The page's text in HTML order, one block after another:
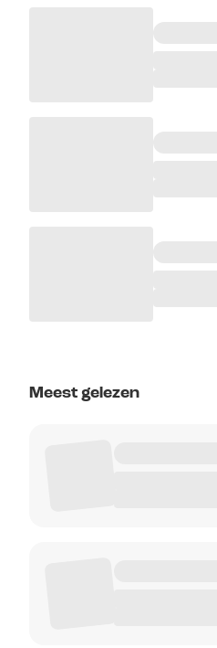
Meest gelezen